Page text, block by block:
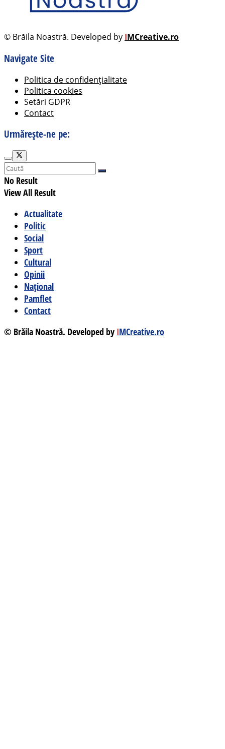
© Brăila Noastră. Developed by IMCreative.ro
Navigate Site
Politica de confidențialitate
Politica cookies
Setări GDPR
Contact
Urmărește-ne pe:
No Result
View All Result
Actualitate
Politic
Social
Sport
Cultural
Opinii
Național
Pamflet
Contact
© Brăila Noastră. Developed by IMCreative.ro